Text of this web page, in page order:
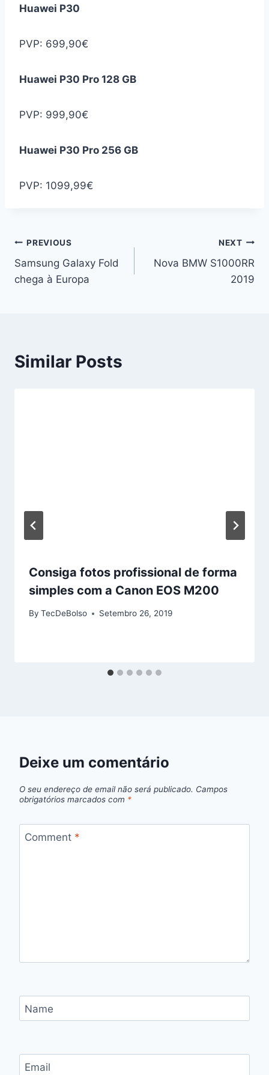
Huawei P30
PVP: 699,90€
Huawei P30 Pro 128 GB
PVP: 999,90€
Huawei P30 Pro 256 GB
PVP: 1099,99€
Navegação
de
PREVIOUS
Samsung Galaxy Fold
chega à Europa
NEXT
Nova BMW S1000RR
2019
Similar Posts
Consiga fotos profissional de forma
simples com a Canon EOS M200
By TecDeBolso Setembro 26, 2019
Deixe um comentário
O seu endereço de email não será publicado. Campos
obrigatórios marcados com *
Comment *
Name
Email